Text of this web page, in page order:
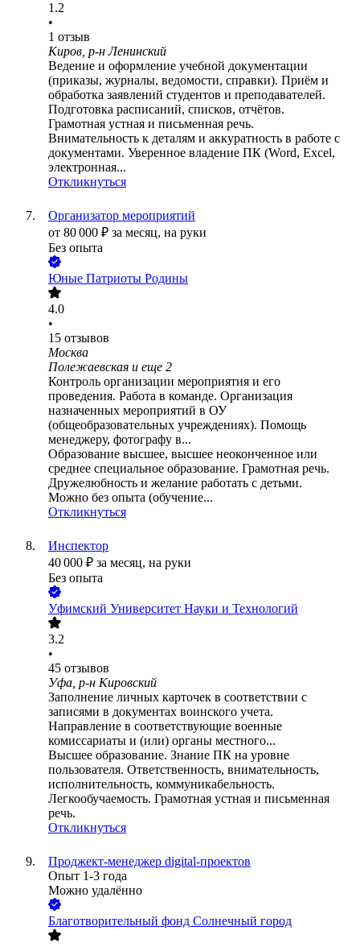
1.2
•
1 отзыв
Киров, р-н Ленинский
Ведение и оформление учебной документации
(приказы, журналы, ведомости, справки). Приём и
обработка заявлений студентов и преподавателей.
Подготовка расписаний, списков, отчётов.
Грамотная устная и письменная речь.
Внимательность к деталям и аккуратность в работе с
документами. Уверенное владение ПК (Word, Excel,
электронная...
Откликнуться
Организатор мероприятий
от 80 000 ₽ за месяц, на руки
Без опыта
Юные Патриоты Родины
4.0
•
15 отзывов
Москва
Полежаевская и еще 2
Контроль организации мероприятия и его
проведения. Работа в команде. Организация
назначенных мероприятий в ОУ
(общеобразовательных учреждениях). Помощь
менеджеру, фотографу в...
Образование высшее, высшее неоконченное или
среднее специальное образование. Грамотная речь.
Дружелюбность и желание работать с детьми.
Можно без опыта (обучение...
Откликнуться
Инспектор
40 000 ₽ за месяц, на руки
Без опыта
Уфимский Университет Науки и Технологий
3.2
•
45 отзывов
Уфа, р-н Кировский
Заполнение личных карточек в соответствии с
записями в документах воинского учета.
Направление в соответствующие военные
комиссариаты и (или) органы местного...
Высшее образование. Знание ПК на уровне
пользователя. Ответственность, внимательность,
исполнительность, коммуникабельность.
Легкообучаемость. Грамотная устная и письменная
речь.
Откликнуться
Проджект-менеджер digital-проектов
Опыт 1-3 года
Можно удалённо
Благотворительный фонд Солнечный город